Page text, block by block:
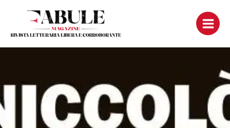
contenuto